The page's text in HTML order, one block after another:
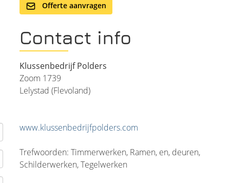
Offerte aanvragen
Contact info
Klussenbedrijf Polders
Zoom 1739
Lelystad (Flevoland)
www.klussenbedrijfpolders.com
Trefwoorden: Timmerwerken, Ramen, en, deuren,
Schilderwerken, Tegelwerken